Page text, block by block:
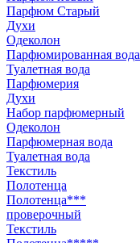
Парфюм Старый
Духи
Одеколон
Парфюмированная вода
Туалетная вода
Парфюмерия
Духи
Набор парфюмерный
Одеколон
Парфюмерная вода
Туалетная вода
Текстиль
Полотенца
Полотенца***
проверочный
Текстиль